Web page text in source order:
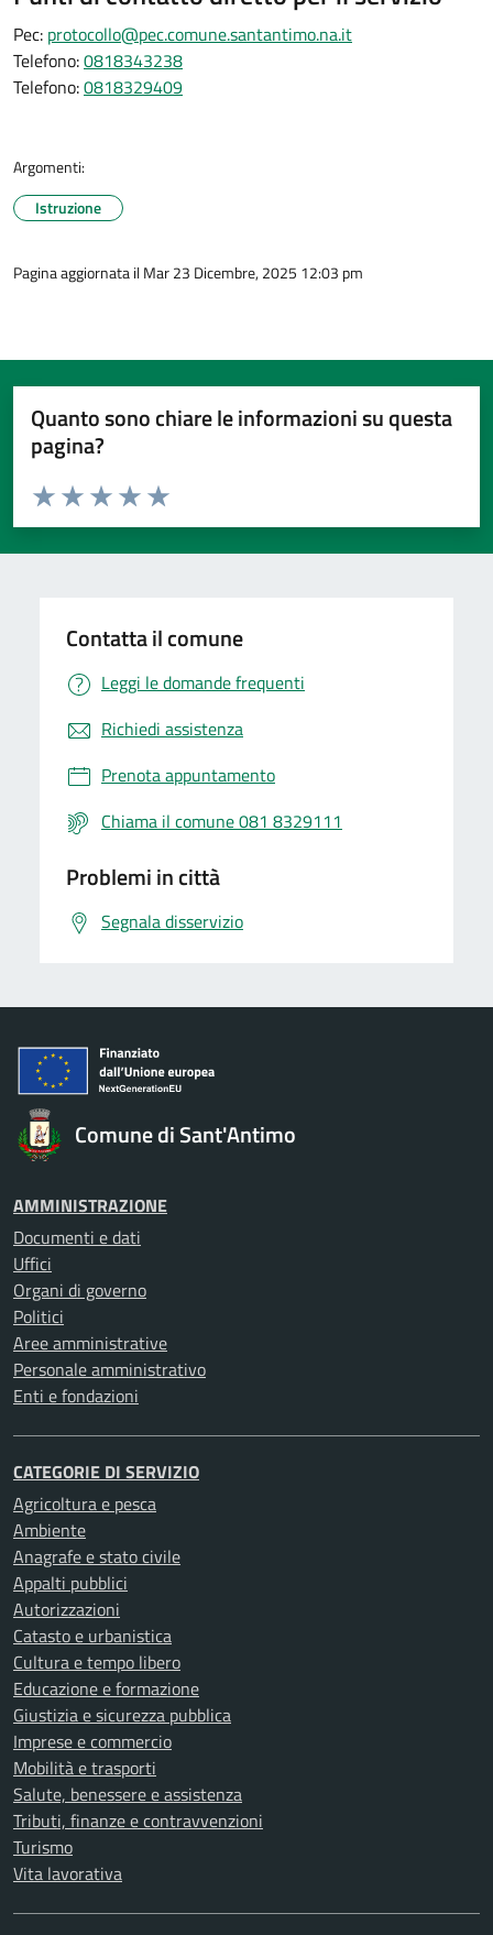
Pec: protocollo@pec.comune.santantimo.na.it
Telefono:0818343238
Telefono:0818329409
Argomenti:
Istruzione
Pagina aggiornata il Mar 23 Dicembre, 2025 12:03 pm
Quanto sono chiare le informazioni su questa
pagina?
Valuta da 1 a 5 stelle la pagina
Valuta 5 stelle su 5
Valuta 4 stelle su 5
Valuta 3 stelle su 5
Valuta 2 stelle su 5
Valuta 1 stelle su 5
Contatta il comune
Leggi le domande frequenti
Richiedi assistenza
Prenota appuntamento
Chiama il comune 081 8329111
Problemi in città
Segnala disservizio
Comune di Sant'Antimo
AMMINISTRAZIONE
Documenti e dati
Uffici
Organi di governo
Politici
Aree amministrative
Personale amministrativo
Enti e fondazioni
CATEGORIE DI SERVIZIO
Agricoltura e pesca
Ambiente
Anagrafe e stato civile
Appalti pubblici
Autorizzazioni
Catasto e urbanistica
Cultura e tempo libero
Educazione e formazione
Giustizia e sicurezza pubblica
Imprese e commercio
Mobilità e trasporti
Salute, benessere e assistenza
Tributi, finanze e contravvenzioni
Turismo
Vita lavorativa